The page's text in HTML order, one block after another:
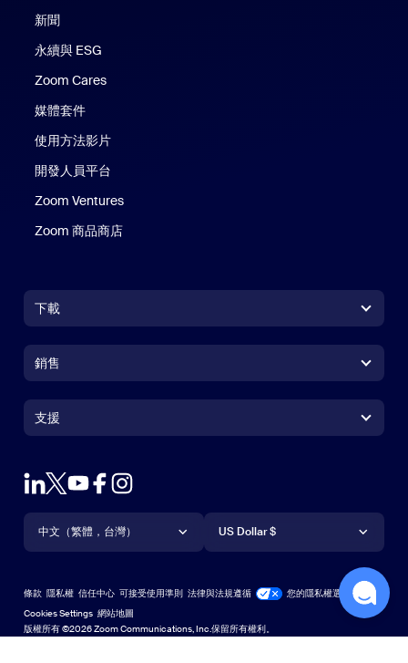
新聞
永續與 ESG
Zoom Cares
媒體套件
使用方法影片
開發人員平台
Zoom Ventures
Zoom 商品商店
下載
Zoom Rooms 應用程式Zoom Rooms 應用程式
Zoom Rooms Controller
Outlook 外掛程式
Android 應用程式
Android 應用程式
銷售
聯絡銷售人員
申請示範
網路研討會和活動
Zoom for StartupsZoom for Startups
支援
支援
帳戶
學習中心
技術內容資料庫技術內容資料庫
語言
中文（繁體，台灣）
English
Español
貨幣
US Dollar $
版權所有 ©2026 Zoom Communications, Inc.保留所有權利。
條款 隱私權 信任中心 可接受使用準則 法律與法規遵循
您的隱私權選擇
Cookies Settings 網站地圖
網站地圖